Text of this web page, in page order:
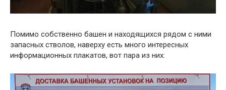
Помимо собственно башен и находящихся рядом с ними
запасных стволов, наверху есть много интересных
информационных плакатов, вот пара из них: